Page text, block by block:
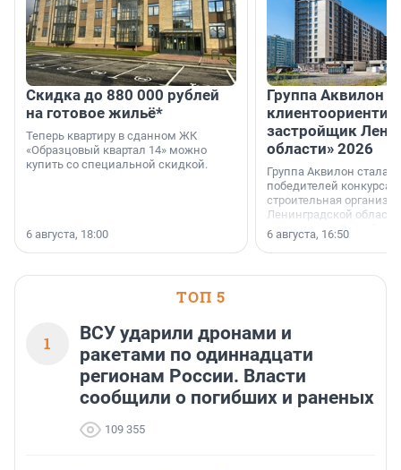
Скидка до 880 000 рублей
на готовое жильё*
Теперь квартиру в сданном ЖК
«Образцовый квартал 14» можно
купить со специальной скидкой.
6 августа, 18:00
Группа Аквилон
застройщик
области» 2026
Группа Аквилон стала
победителей конкурса
строительная
Ленинградской области
номинации «Самый
застройщик
области».
6 августа, 16:50
ТОП 5
1
ВСУ ударили дронами и
ракетами по одиннадцати
регионам России. Власти
сообщили о погибших и раненых
109 355